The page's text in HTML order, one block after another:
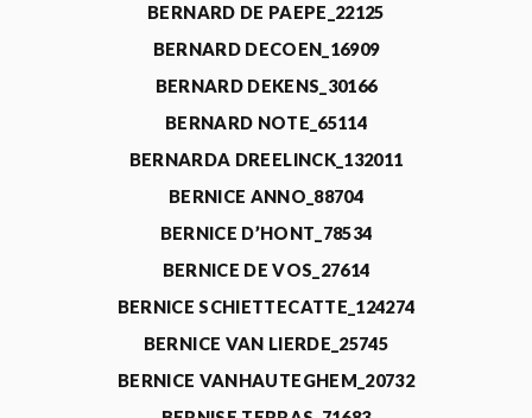
BERNARD DE PAEPE_22125
BERNARD DECOEN_16909
BERNARD DEKENS_30166
BERNARD NOTE_65114
BERNARDA DREELINCK_132011
BERNICE ANNO_88704
BERNICE D’HONT_78534
BERNICE DE VOS_27614
BERNICE SCHIETTECATTE_124274
BERNICE VAN LIERDE_25745
BERNICE VANHAUTEGHEM_20732